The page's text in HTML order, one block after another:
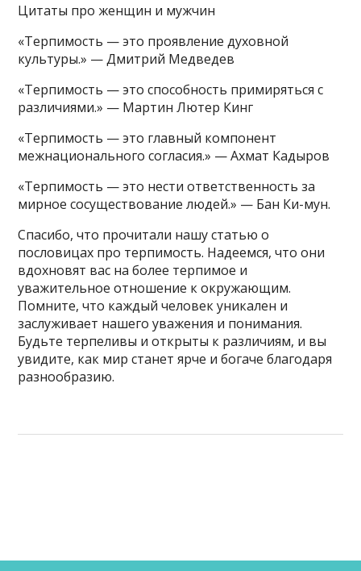
Цитаты про женщин и мужчин
«Терпимость — это проявление духовной
культуры.» — Дмитрий Медведев
«Терпимость — это способность примиряться с
различиями.» — Мартин Лютер Кинг
«Терпимость — это главный компонент
межнационального согласия.» — Ахмат Кадыров
«Терпимость — это нести ответственность за
мирное сосуществование людей.» — Бан Ки-мун.
Спасибо, что прочитали нашу статью о
пословицах про терпимость. Надеемся, что они
вдохновят вас на более терпимое и
уважительное отношение к окружающим.
Помните, что каждый человек уникален и
заслуживает нашего уважения и понимания.
Будьте терпеливы и открыты к различиям, и вы
увидите, как мир станет ярче и богаче благодаря
разнообразию.